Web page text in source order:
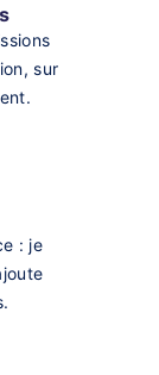
sur
: je